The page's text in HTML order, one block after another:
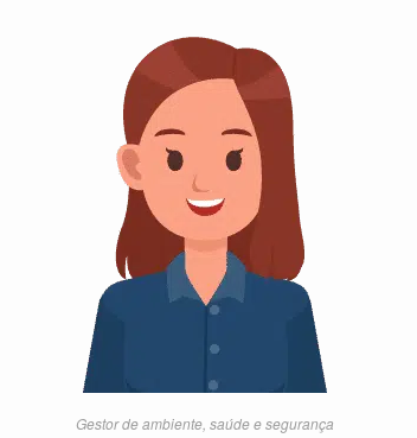
Gestor de ambiente, saúde e segurança